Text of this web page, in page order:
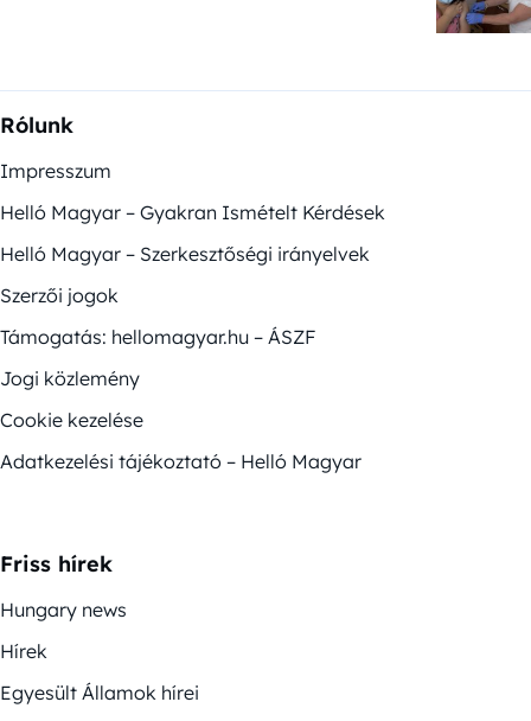
Rólunk
Impresszum
Helló Magyar – Gyakran Ismételt Kérdések
Helló Magyar – Szerkesztőségi irányelvek
Szerzői jogok
Támogatás: hellomagyar.hu – ÁSZF
Jogi közlemény
Cookie kezelése
Adatkezelési tájékoztató – Helló Magyar
Friss hírek
Hungary news
Hírek
Egyesült Államok hírei